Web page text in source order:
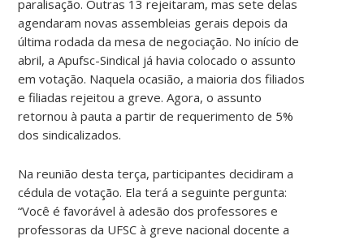
paralisação. Outras 13 rejeitaram, mas sete delas
agendaram novas assembleias gerais depois da
última rodada da mesa de negociação. No início de
abril, a Apufsc-Sindical já havia colocado o assunto
em votação. Naquela ocasião, a maioria dos filiados
e filiadas rejeitou a greve. Agora, o assunto
retornou à pauta a partir de requerimento de 5%
dos sindicalizados.
Na reunião desta terça, participantes decidiram a
cédula de votação. Ela terá a seguinte pergunta:
“Você é favorável à adesão dos professores e
professoras da UFSC à greve nacional docente a